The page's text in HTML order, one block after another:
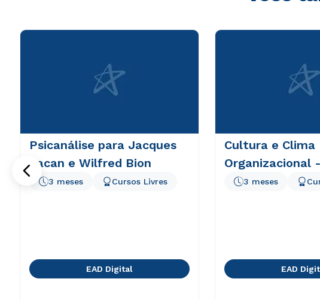
Psicanálise para Jacques
Lacan e Wilfred Bion
3 meses Cursos Livres
EAD Digital
Cultura e Clima
Organizacional
3 meses
EAD